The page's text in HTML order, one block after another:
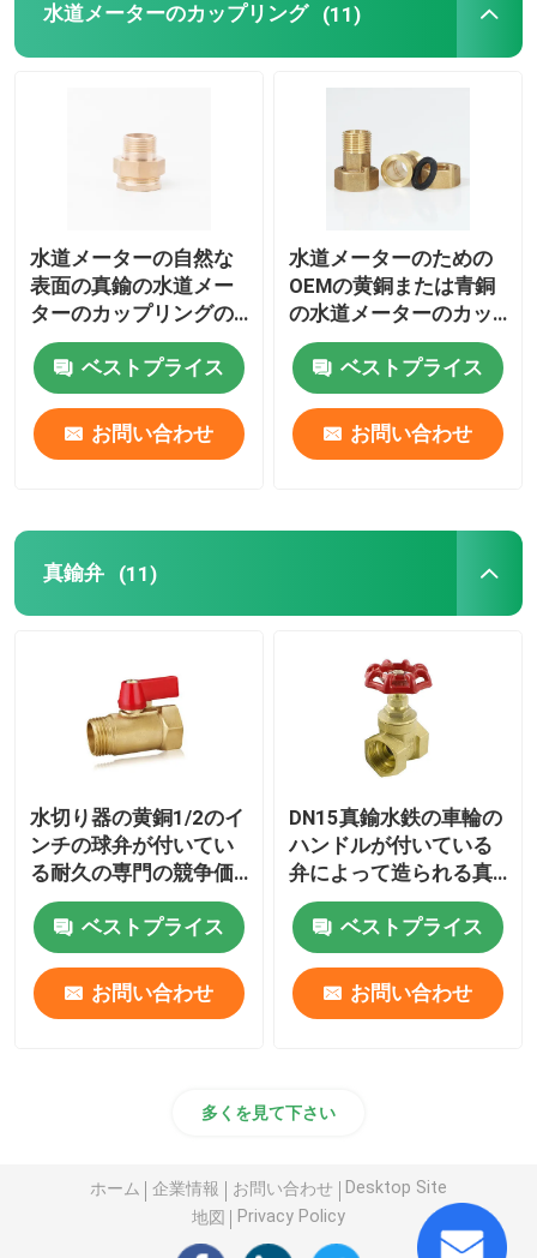
水道メーターのカップリング (11)
水道メーターの自然な
表面の真鍮の水道メー
ターのカップリングの
付属品
ベストプライス
お問い合わせ
水道メーターのための
OEMの黄銅または青銅
の水道メーターのカッ
プリングのコネクター
ベストプライス
お問い合わせ
真鍮弁 (11)
水切り器の黄銅1/2のイ
ンチの球弁が付いてい
る耐久の専門の競争価
格の真鍮のゲート弁
ベストプライス
お問い合わせ
DN15真鍮水鉄の車輪の
ハンドルが付いている
弁によって造られる真
鍮水ゲート弁
ベストプライス
お問い合わせ
多くを見て下さい
ホーム 企業情報 お問い合わせ
Desktop Site
地図
Privacy Policy